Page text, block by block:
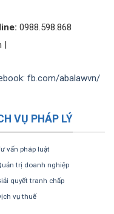
0988.598.868
|
fb.com/abalawvn/
VỤ PHÁP LÝ
vấn pháp luật
trị doanh nghiệp
quyết tranh chấp
vụ thuế